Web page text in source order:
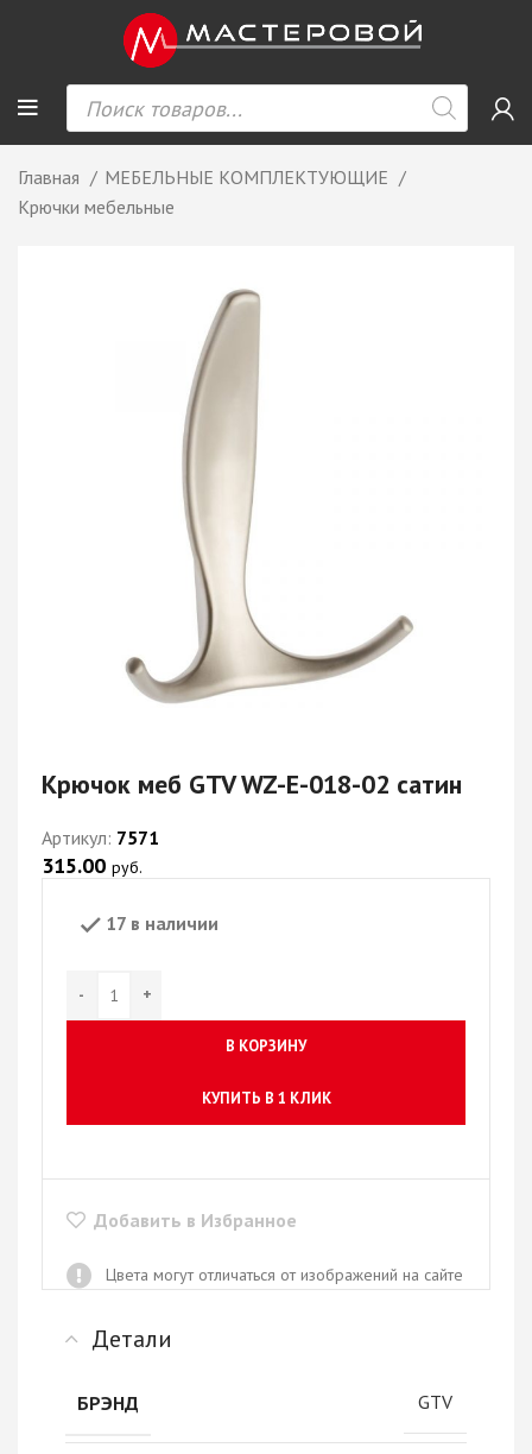
Главная
МЕБЕЛЬНЫЕ КОМПЛЕКТУЮЩИЕ
Крючки мебельные
Крючок меб GTV WZ-E-018-02 сатин
Артикул: 7571
315.00 руб.
17 в наличии
В КОРЗИНУ
КУПИТЬ В 1 КЛИК
Добавить в Избранное
Цвета могут отличаться от изображений на сайте
Детали
БРЭНД GTV